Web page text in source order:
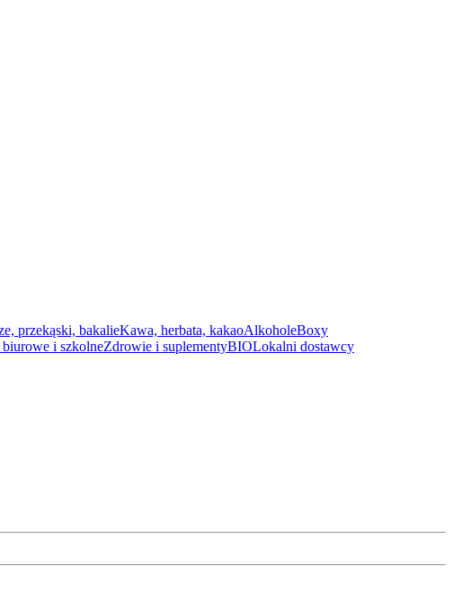
przekąski, bakalieKawa, herbata, kakaoAlkoholeBoxy
i szkolneZdrowie i suplementyBIOLokalni dostawcy